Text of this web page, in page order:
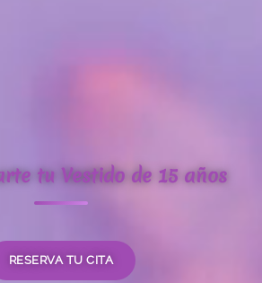
tu Vestido de 15 años
RESERVA TU CITA